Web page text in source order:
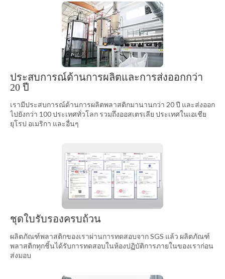
ประสบการณ์ด้านการผลิตและการส่งออกกว่า
20 ปี
เรามีประสบการณ์ด้านการผลิตพลาสติกมานานกว่า 20 ปี และส่งออก
ไปยังกว่า 100 ประเทศทั่วโลก รวมถึงออสเตรเลีย ประเทศในเอเชีย
ยุโรป อเมริกา และอื่นๆ
ชุดใบรับรองครบถ้วน
ผลิตภัณฑ์พลาสติกของเราผ่านการทดสอบจาก SGS แล้ว ผลิตภัณฑ์
พลาสติกทุกชิ้นได้รับการทดสอบในห้องปฏิบัติการภายในของเราก่อน
ส่งมอบ